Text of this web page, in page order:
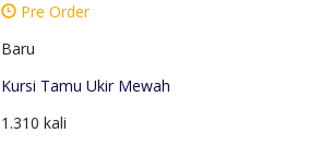
Pre Order
Baru
Kursi Tamu Ukir Mewah
1.310 kali